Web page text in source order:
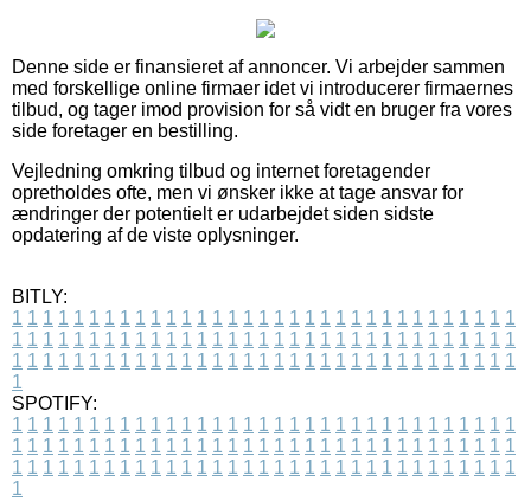
Denne side er finansieret af annoncer. Vi arbejder sammen
med forskellige online firmaer idet vi introducerer firmaernes
tilbud, og tager imod provision for så vidt en bruger fra vores
side foretager en bestilling.
Vejledning omkring tilbud og internet foretagender
opretholdes ofte, men vi ønsker ikke at tage ansvar for
ændringer der potentielt er udarbejdet siden sidste
opdatering af de viste oplysninger.
BITLY:
1 1 1 1 1 1 1 1 1 1 1 1 1 1 1 1 1 1 1 1 1 1 1 1 1 1 1 1 1 1 1 1 1
1 1 1 1 1 1 1 1 1 1 1 1 1 1 1 1 1 1 1 1 1 1 1 1 1 1 1 1 1 1 1 1 1
1 1 1 1 1 1 1 1 1 1 1 1 1 1 1 1 1 1 1 1 1 1 1 1 1 1 1 1 1 1 1 1 1
1
SPOTIFY:
1 1 1 1 1 1 1 1 1 1 1 1 1 1 1 1 1 1 1 1 1 1 1 1 1 1 1 1 1 1 1 1 1
1 1 1 1 1 1 1 1 1 1 1 1 1 1 1 1 1 1 1 1 1 1 1 1 1 1 1 1 1 1 1 1 1
1 1 1 1 1 1 1 1 1 1 1 1 1 1 1 1 1 1 1 1 1 1 1 1 1 1 1 1 1 1 1 1 1
1